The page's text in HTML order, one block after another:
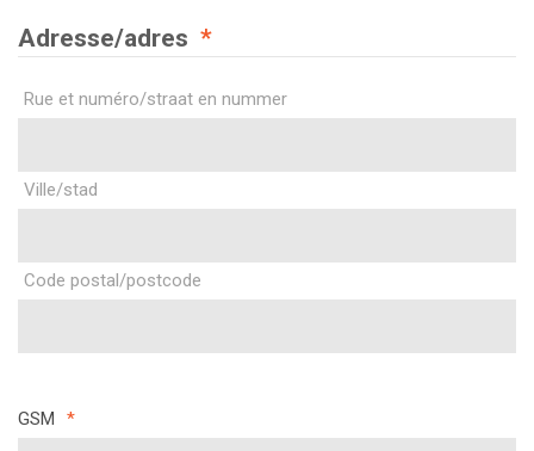
Adresse/adres *
Rue et numéro/straat en nummer
Ville/stad
Code postal/postcode
GSM *